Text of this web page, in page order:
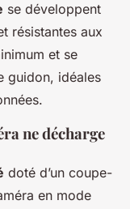
se développent
résistantes aux
et se
guidon, idéales
ne décharge
doté d’un coupe-
en mode